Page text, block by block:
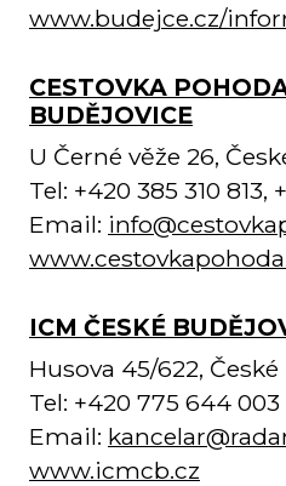
www.budejce.cz/
CESTOVKA
BUDĚJOVICE
U Černé věže 26,
Tel: +420 385 310 813,
Email:
ICM ČESKÉ
Husova 45/622,
Tel: +420 775 644 003
Email:
www.icmcb.cz